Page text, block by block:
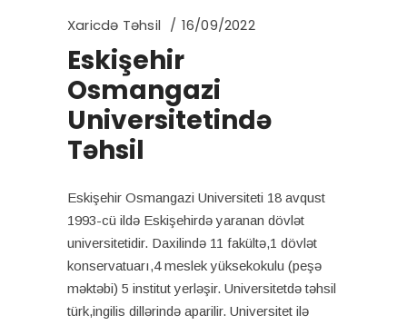
Xaricdə Təhsil 16/09/2022
Eskişehir
Osmangazi
Universitetində
Təhsil
Eskişehir Osmangazi Universiteti 18 avqust
1993-cü ildə Eskişehirdə yaranan dövlət
universitetidir. Daxilində 11 fakültə,1 dövlət
konservatuarı,4 meslek yüksekokulu (peşə
məktəbi) 5 institut yerləşir. Universitetdə təhsil
türk,ingilis dillərində aparilir. Universitet ilə